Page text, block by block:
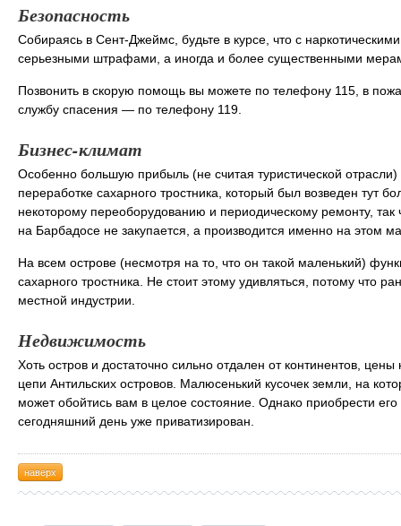
Безопасность
Собираясь в Сент-Джеймс, будьте в курсе, что с
серьезными штрафами, а иногда и более существенными
Позвонить в скорую помощь вы можете по телефону 115, в
службу спасения — по телефону 119.
Бизнес-климат
Особенно большую прибыль (не считая туристической
переработке сахарного тростника, который был возведен тут
некоторому переоборудованию и периодическому ремонту,
на Барбадосе не закупается, а производится именно на этом
На всем острове (несмотря на то, что он такой маленький)
сахарного тростника. Не стоит этому удивляться, потому что
местной индустрии.
Недвижимость
Хоть остров и достаточно сильно отдален от континентов,
цепи Антильских островов. Малюсенький кусочек земли, на
может обойтись вам в целое состояние. Однако приобрести
сегодняшний день уже приватизирован.
наверх